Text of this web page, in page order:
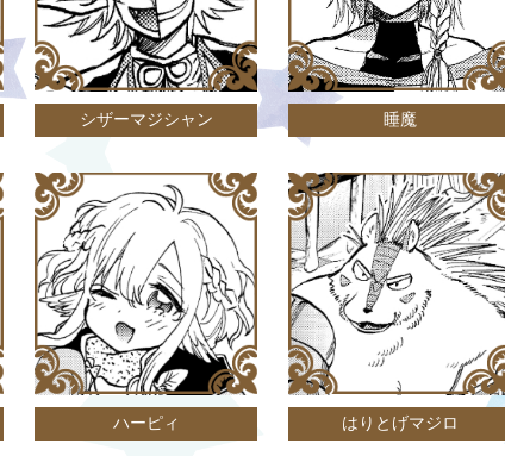
シザーマジシャン 睡魔
ハーピィ はりとげマジロ